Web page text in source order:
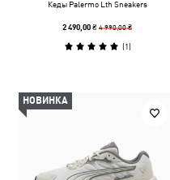
Кеды Palermo Lth Sneakers
2 490,00 ₴4 990,00 ₴
(1)
НОВИНКА